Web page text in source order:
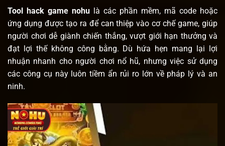
Tool hack game nohu là các phần mềm, mã code hoặc
ứng dụng được tạo ra để can thiệp vào cơ chế game, giúp
người chơi dễ giành chiến thắng, vượt giới hạn thưởng và
đạt lợi thế không công bằng. Dù hứa hẹn mang lại lợi
nhuận nhanh cho người chơi nổ hũ, nhưng việc sử dụng
các công cụ này luôn tiềm ẩn rủi ro lớn về pháp lý và an
ninh.